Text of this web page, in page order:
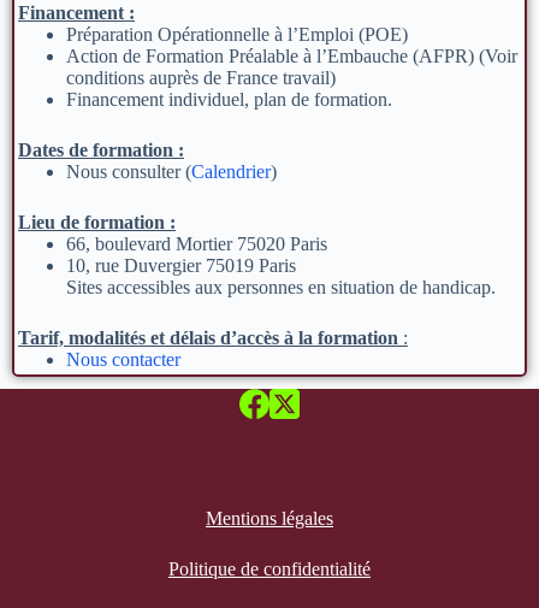
Financement :
Préparation Opérationnelle à l’Emploi (POE)
Action de Formation Préalable à l’Embauche (AFPR) (Voir
conditions auprès de France travail)
Financement individuel, plan de formation.
Dates de formation :
Nous consulter (Calendrier)
Lieu de formation :
66, boulevard Mortier 75020 Paris
10, rue Duvergier 75019 Paris
Sites accessibles aux personnes en situation de handicap.
Tarif, modalités et délais d’accès à la formation :
Nous contacter
Mentions légales
Politique de confidentialité